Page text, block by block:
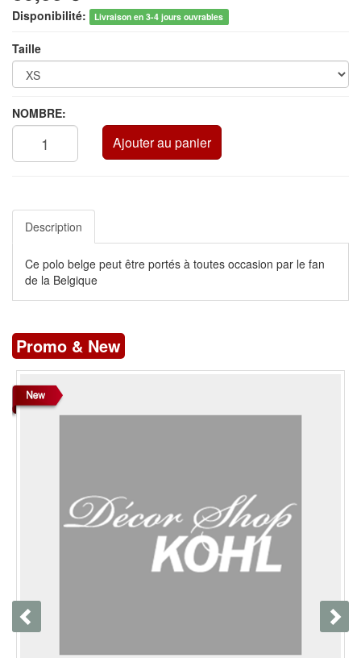
Disponibilité: Livraison en 3-4 jours ouvrables
Taille
NOMBRE:
Ajouter au panier
Description
Ce polo belge peut être portés à toutes occasion par le fan
de la Belgique
Promo & New